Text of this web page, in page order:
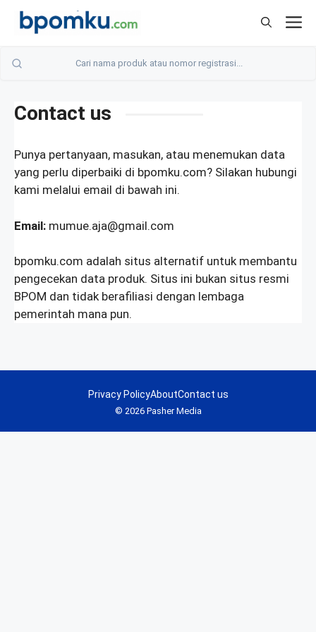
Skip
Contact us
Punya pertanyaan, masukan, atau menemukan data
yang perlu diperbaiki di bpomku.com? Silakan hubungi
kami melalui email di bawah ini.
Email: mumue.aja@gmail.com
bpomku.com adalah situs alternatif untuk membantu
pengecekan data produk. Situs ini bukan situs resmi
BPOM dan tidak berafiliasi dengan lembaga
pemerintah mana pun.
© 2026 Pasher Media
Privacy PolicyAboutContact us